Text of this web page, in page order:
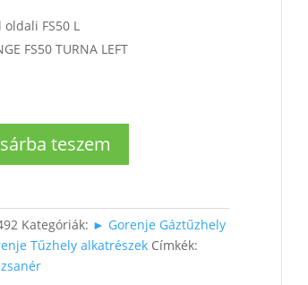
FS50 L
FS50 TURNA LEFT
teszem
Kategóriák: ► Gorenje Gáztűzhely
Tűzhely alkatrészek Címkék:
zsanér